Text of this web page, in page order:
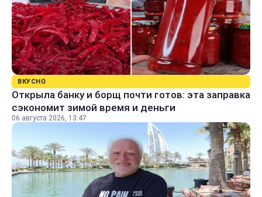
ВКУСНО
Открыла банку и борщ почти готов: эта заправка
сэкономит зимой время и деньги
06 августа 2026, 13:47